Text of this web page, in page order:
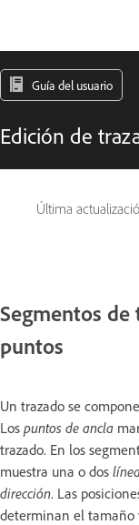
Guía del usuario
Edición de
Última
Segmentos
puntos
Un trazado se
Los puntos de ancla
trazado. En los
muestra una o dos
dirección. Las
determinan el tamaño